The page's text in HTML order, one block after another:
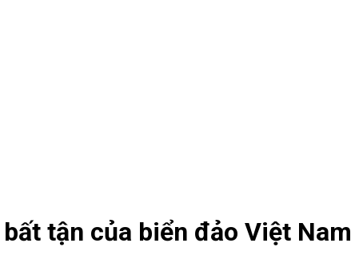
tận của biển đảo Việt Nam